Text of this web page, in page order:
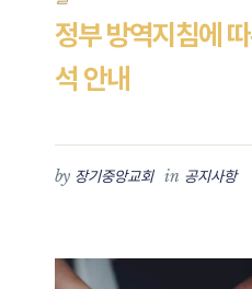
정부 방역지침에
석 안내
by 장기중앙교회 in 공지사항